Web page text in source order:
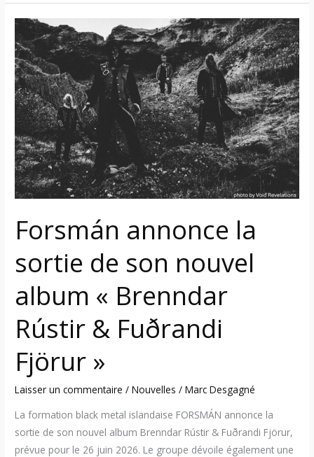
Forsmán annonce la
sortie de son nouvel
album « Brenndar
Rústir & Fuðrandi
Fjörur »
Laisser un commentaire /Nouvelles /Marc Desgagné
La formation black metal islandaise FORSMÁN annonce la
sortie de son nouvel album Brenndar Rústir & Fuðrandi Fjörur,
prévue pour le 26 juin 2026. Le groupe dévoile également une
Forsmán
annonce
la
sortie
de
son
nouvel
album
« Brenndar
Rústir
&
Fuðrandi
Fjörur »